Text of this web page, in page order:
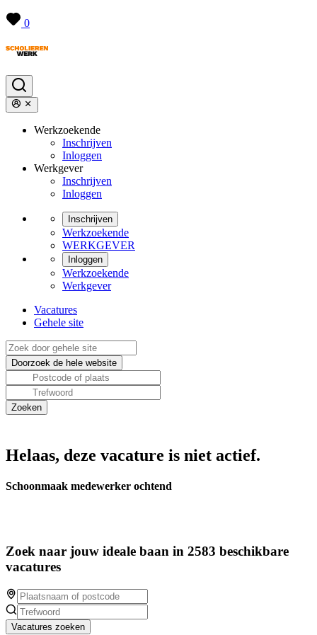
0
Werkzoekende
Inschrijven
Inloggen
Werkgever
Inschrijven
Inloggen
Inschrijven
Werkzoekende
WERKGEVER
Inloggen
Werkzoekende
Werkgever
Vacatures
Gehele site
Helaas, deze vacature is niet actief.
Schoonmaak medewerker ochtend
Zoek naar jouw ideale baan in 2583 beschikbare
vacatures
Vacatures zoeken